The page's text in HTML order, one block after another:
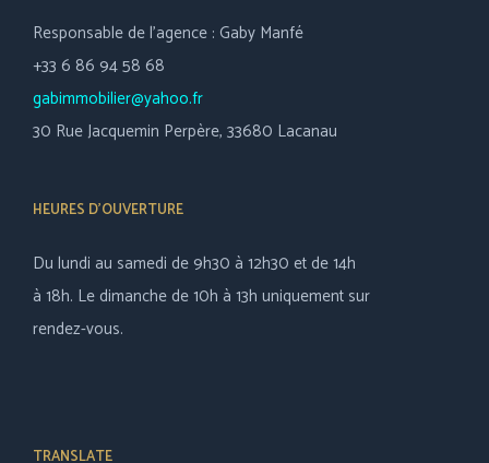
Responsable de l’agence : Gaby Manfé
+33 6 86 94 58 68
gabimmobilier@yahoo.fr
30 Rue Jacquemin Perpère, 33680 Lacanau
HEURES D’OUVERTURE
Du lundi au samedi de 9h30 à 12h30 et de 14h
à 18h. Le dimanche de 10h à 13h uniquement sur
rendez-vous.
TRANSLATE